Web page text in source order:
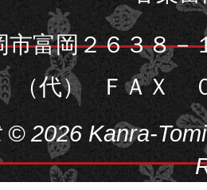
市富岡２６３８－
（代）
ＦＡＸ
© 2026 Kanra-